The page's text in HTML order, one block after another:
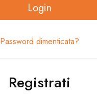
Login
Password dimenticata?
Registrati